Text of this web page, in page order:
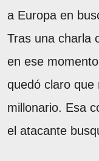
a Europa en
Tras una charla
en ese
quedó claro que
millonario. Esa
el atacante